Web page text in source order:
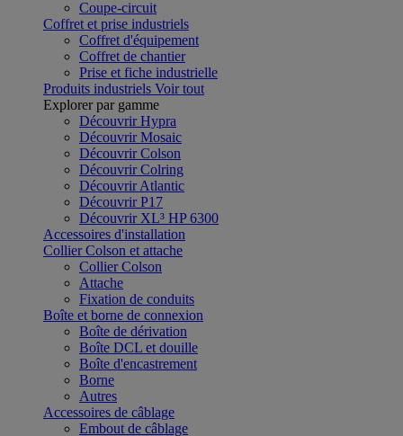
Coupe-circuit
Coffret et prise industriels
Coffret d'équipement
Coffret de chantier
Prise et fiche industrielle
Produits industriels Voir tout
Explorer par gamme
Découvrir Hypra
Découvrir Mosaic
Découvrir Colson
Découvrir Colring
Découvrir Atlantic
Découvrir P17
Découvrir XL³ HP 6300
Accessoires d'installation
Collier Colson et attache
Collier Colson
Attache
Fixation de conduits
Boîte et borne de connexion
Boîte de dérivation
Boîte DCL et douille
Boîte d'encastrement
Borne
Autres
Accessoires de câblage
Embout de câblage